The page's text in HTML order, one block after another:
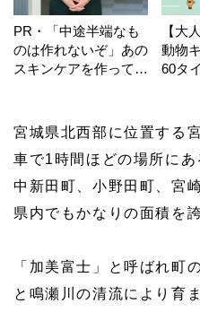
PR・「中途半端なも
のは作れないぞ」あの
スキンケアを作ってい
【大
動物
60タ
宮城県北西部に位置する
車で1時間ほどの場所に
中新田町、小野田町、宮
県内でもかなりの面積を
「加美富士」と呼ばれ町
と鳴瀬川の清流により育